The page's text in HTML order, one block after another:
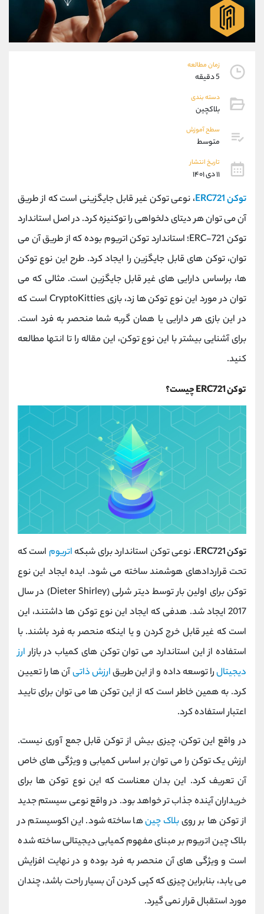
زمان مطالعه
5 دقیقه
دسته بندی
بلاکچین
سطح آموزش
متوسط
تاریخ انتشار
۱۱ دی ۱۴۰۱
توکن ERC721
، نوعی توکن غیر قابل جایگزینی است که از طریق
آن می توان هر دیتای دلخواهی را توکنیزه کرد. در اصل استاندارد
توکن ERC-721؛ استاندارد توکن اتریوم بوده که از طریق آن می
توان، توکن های قابل جایگزین را ایجاد کرد. طرح این نوع توکن
ها، براساس دارایی های غیر قابل جایگزین است. مثالی که می
توان در مورد این نوع توکن ها زد، بازی CryptoKitties است که
در این بازی هر دارایی یا همان گربه شما منحصر به فرد است.
برای آشنایی بیشتر با این نوع توکن، این مقاله را تا انتها مطالعه
کنید.
توکن ERC721 چیست؟
توکن ERC721 ، نوعی توکن استاندارد برای شبکه اتریوم است که
تحت قراردادهای هوشمند ساخته می شود. ایده ایجاد این نوع
توکن برای اولین بار توسط دیتر شرلی (Dieter Shirley) در سال
2017 ایجاد شد. هدفی که ایجاد این نوع توکن ها داشتند، این
است که غیر قابل خرج کردن و یا اینکه منحصر به فرد باشند. با
استفاده از این استاندارد می توان توکن های کمیاب در بازارارز
دیجیتالرا توسعه داده و از این طریقارزش ذاتیآن ها را تعیین
کرد. به همین خاطر است که از این توکن ها می توان برای تایید
اعتبار استفاده کرد.
در واقع این توکن، چیزی بیش از توکن قابل جمع آوری نیست.
ارزش یک توکن را می توان بر اساس کمیابی و ویژگی های خاص
آن تعریف کرد. این بدان معناست که این نوع توکن ها برای
خریداران آینده جذاب تر خواهد بود. در واقع نوعی سیستم جدید
از توکن ها بر رویبلاک چینها ساخته شود. این اکوسیستم در
بلاک چین اتریوم بر مبنای مفهوم کمیابی دیجیتالی ساخته شده
است و ویژگی های آن منحصر به فرد بوده و در نهایت افزایش
می یابد، بنابراین چیزی که کپی کردن آن بسیار راحت باشد، چندان
مورد استقبال قرار نمی گیرد.
09927779040
واتساپ شروع گفتگو
تلگرام @Armteam_admin_por
پشتیبان فروش
موبایل
واتساپ
داخلی
اطلاعات تماس
تلفن 021-22021030
بدون پیش شماره 90001030
اینستاگرام @alireza.mehrabii
کانال تلگرام @alirezamehrabi_com